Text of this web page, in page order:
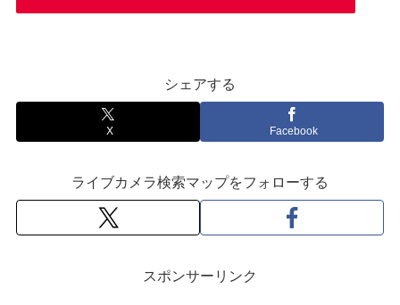
シェアする
X Facebook
ライブカメラ検索マップをフォローする
スポンサーリンク